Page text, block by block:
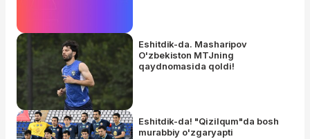
Eshitdik-da. Masharipov
O'zbekiston MTJning
qaydnomasida qoldi!
Eshitdik-da! "Qizilqum"da bosh
murabbiy o'zgaryapti